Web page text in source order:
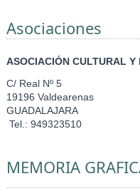
Asociaciones
ASOCIACIÓN CULTURAL Y
C/ Real Nº 5
19196 Valdearenas
GUADALAJARA
Tel.: 949323510
MEMORIA